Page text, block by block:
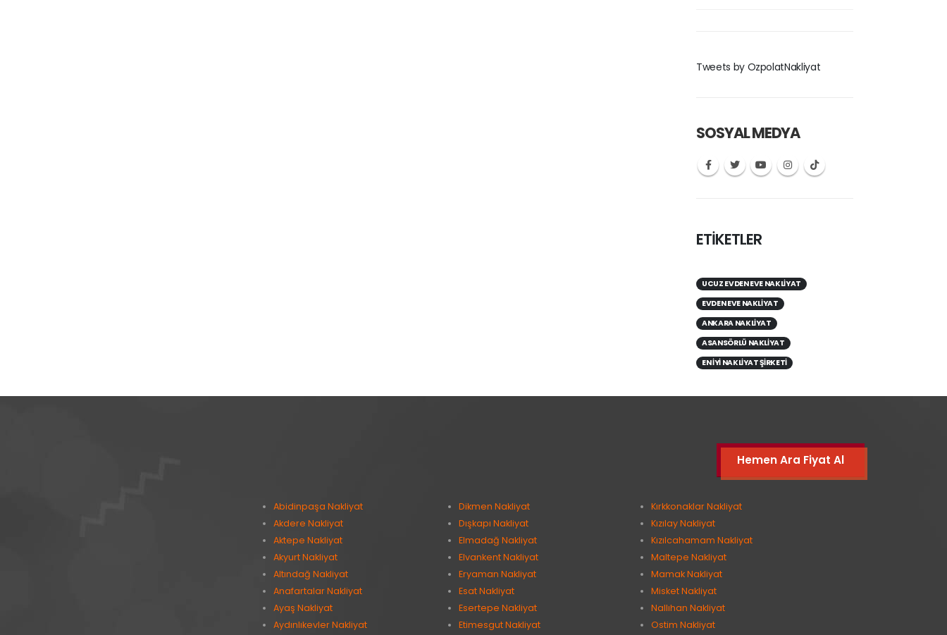
Tweets by OzpolatNakliyat
SOSYAL MEDYA
ETİKETLER
UCUZ EVDEN EVE NAKLIYAT
EVDEN EVE NAKLIYAT
ANKARA NAKLIYAT
ASANSÖRLÜ NAKLIYAT
EN IYI NAKLIYAT ŞIRKETI
Hemen Ara Fiyat Al
Abidinpaşa Nakliyat
Akdere Nakliyat
Aktepe Nakliyat
Akyurt Nakliyat
Altındağ Nakliyat
Anafartalar Nakliyat
Ayaş Nakliyat
Aydınlıkevler Nakliyat
Dikmen Nakliyat
Dışkapı Nakliyat
Elmadağ Nakliyat
Elvankent Nakliyat
Eryaman Nakliyat
Esat Nakliyat
Esertepe Nakliyat
Etimesgut Nakliyat
Kırkkonaklar Nakliyat
Kızılay Nakliyat
Kızılcahamam Nakliyat
Maltepe Nakliyat
Mamak Nakliyat
Misket Nakliyat
Nallıhan Nakliyat
Ostim Nakliyat